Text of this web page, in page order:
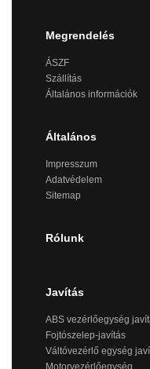
Megrendelés
ÁSZF
Szállítás
Általános információk
Általános
Impresszum
Adatvédelem
Sitemap
Rólunk
Javítás
ABS vezérlőegység
Fojtószelep-javítás
Váltóvezérlő egység
Motorvezérlőegység